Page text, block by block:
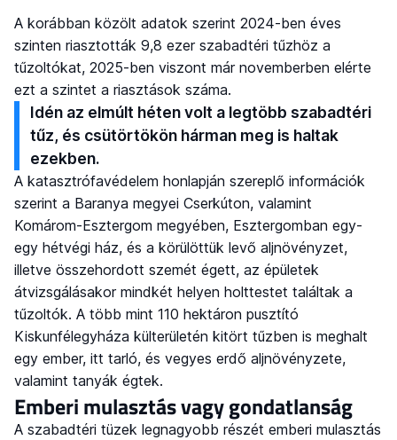
A korábban közölt adatok szerint 2024-ben éves
szinten riasztották 9,8 ezer szabadtéri tűzhöz a
tűzoltókat, 2025-ben viszont már novemberben elérte
ezt a szintet a riasztások száma.
Idén az elmúlt héten volt a legtöbb szabadtéri
tűz, és csütörtökön hárman meg is haltak
ezekben.
A katasztrófavédelem honlapján szereplő információk
szerint a Baranya megyei Cserkúton, valamint
Komárom-Esztergom megyében, Esztergomban egy-
egy hétvégi ház, és a körülöttük levő aljnövényzet,
illetve összehordott szemét égett, az épületek
átvizsgálásakor mindkét helyen holttestet találtak a
tűzoltók. A több mint 110 hektáron pusztító
Kiskunfélegyháza külterületén kitört tűzben is meghalt
egy ember, itt tarló, és vegyes erdő aljnövényzete,
valamint tanyák égtek.
Emberi mulasztás vagy gondatlanság
A szabadtéri tüzek legnagyobb részét emberi mulasztás